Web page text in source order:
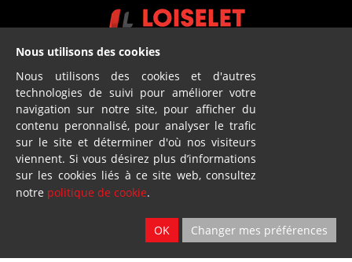
Location
2 sites
Ath & Namur
Dillies
Nous utilisons des cookies
Nous utilisons des cookies et d'autres
technologies de suivi pour améliorer votre
navigation sur notre site, pour afficher du
contenu peronnalisé, pour analyser le trafic
sur le site et déterminer d'où nos visiteurs
viennent. Si vous désirez plus d’informations
sur les cookies liés à ce site web, consultez
notre politique de cookie.
OK Changer mes préférences